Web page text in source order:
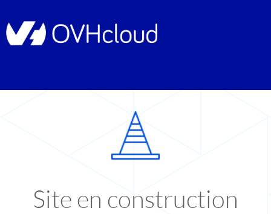
Site en construction